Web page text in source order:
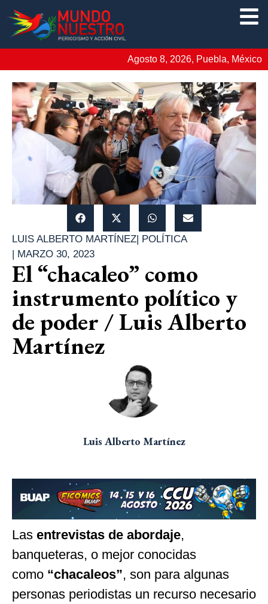
Agosto 8, 2026, Puebla, México
LUIS ALBERTO MARTÍNEZ| POLÍTICA
| MARZO 30, 2023
El “chacaleo” como
instrumento político y
de poder / Luis Alberto
Martínez
Luis Alberto Martínez
Las entrevistas de abordaje,
banqueteras, o mejor conocidas
como “chacaleos”, son para algunas
personas periodistas un recurso necesario